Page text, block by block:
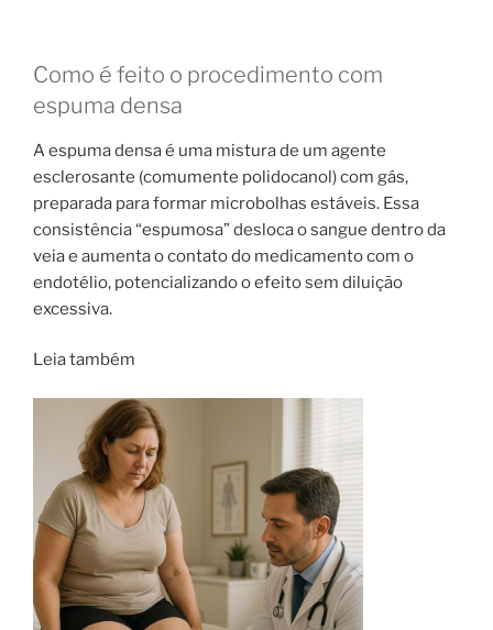
Como é feito o procedimento com
espuma densa
A espuma densa é uma mistura de um agente
esclerosante (comumente polidocanol) com gás,
preparada para formar microbolhas estáveis. Essa
consistência “espumosa” desloca o sangue dentro da
veia e aumenta o contato do medicamento com o
endotélio, potencializando o efeito sem diluição
excessiva.
Leia também